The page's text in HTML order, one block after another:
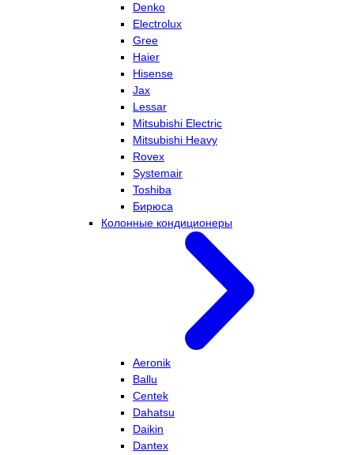
Denko
Electrolux
Gree
Haier
Hisense
Jax
Lessar
Mitsubishi Electric
Mitsubishi Heavy
Rovex
Systemair
Toshiba
Бирюса
Колонные кондиционеры
Aeronik
Ballu
Centek
Dahatsu
Daikin
Dantex